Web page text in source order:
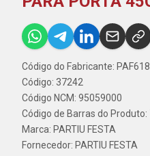
Código do Fabricante:
Código: 37242
Código NCM: 95059000
Código de Barras do
Marca: PARTIU FESTA
Fornecedor: PARTIU FESTA